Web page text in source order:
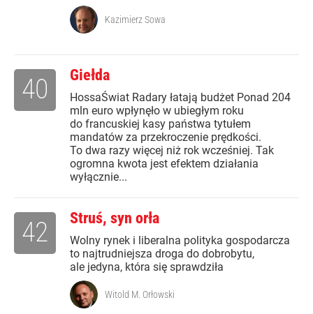
Kazimierz Sowa
Giełda
HossaŚwiat Radary łatają budżet Ponad 204
mln euro wpłynęło w ubiegłym roku
do francuskiej kasy państwa tytułem
mandatów za przekroczenie prędkości.
To dwa razy więcej niż rok wcześniej. Tak
ogromna kwota jest efektem działania
wyłącznie...
40
Struś, syn orła
Wolny rynek i liberalna polityka gospodarcza
to najtrudniejsza droga do dobrobytu,
ale jedyna, która się sprawdziła
42
Witold M. Orłowski